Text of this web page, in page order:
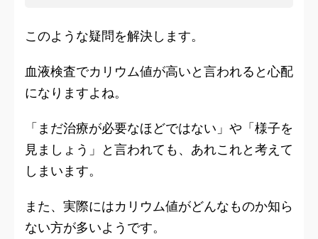
このような疑問を解決します。
血液検査でカリウム値が高いと言われると心配
になりますよね。
「まだ治療が必要なほどではない」や「様子を
見ましょう」と言われても、あれこれと考えて
しまいます。
また、実際にはカリウム値がどんなものか知ら
ない方が多いようです。